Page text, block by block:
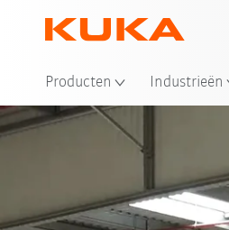
Producten Industrieën